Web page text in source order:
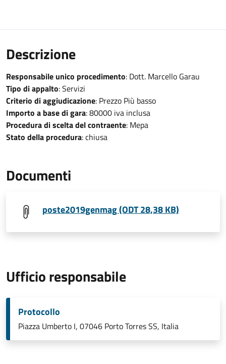
Descrizione
Responsabile unico procedimento: Dott. Marcello Garau
Tipo di appalto: Servizi
Criterio di aggiudicazione: Prezzo Più basso
Importo a base di gara: 80000 iva inclusa
Procedura di scelta del contraente: Mepa
Stato della procedura: chiusa
Documenti
poste2019genmag (ODT 28,38 KB)
Ufficio responsabile
Protocollo
Piazza Umberto I, 07046 Porto Torres SS, Italia